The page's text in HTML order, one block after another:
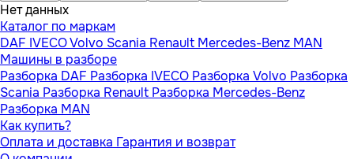
Нет данных
Каталог по маркам
DAF IVECOVolvo Scania Renault Mercedes-Benz MAN
Машины в разборе
Разборка DAF Разборка IVECO Разборка Volvo Разборка
Scania Разборка Renault Разборка Mercedes-Benz
Разборка MAN
Как купить?
Оплата и доставка Гарантия и возврат